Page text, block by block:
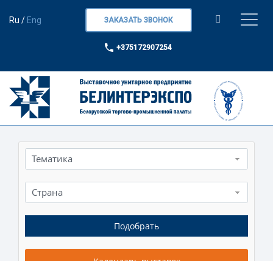
Ru / Eng ЗАКАЗАТЬ ЗВОНОК
+375172907254
Тематика
Страна